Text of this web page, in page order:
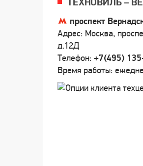
ТЕХНОВИЛЬ –
проспект
Адрес: Москва,
д.12Д
Телефон: +7(495)
Время работы: